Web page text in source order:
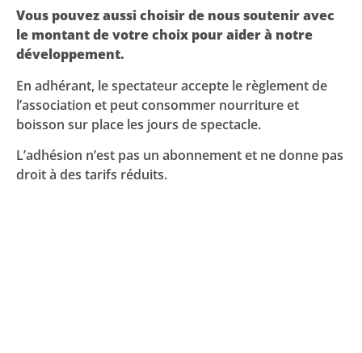
Vous pouvez aussi choisir de nous soutenir avec
le montant de votre choix pour aider à notre
développement.
En adhérant, le spectateur accepte le règlement de
l’association et peut consommer nourriture et
boisson sur place les jours de spectacle.
L’adhésion n’est pas un abonnement et ne donne pas
droit à des tarifs réduits.